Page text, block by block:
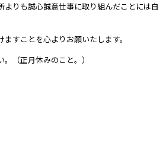
りも誠心誠意仕事に取り組んだことには自
すことを心よりお願いたします。
（正月休みのこと。）